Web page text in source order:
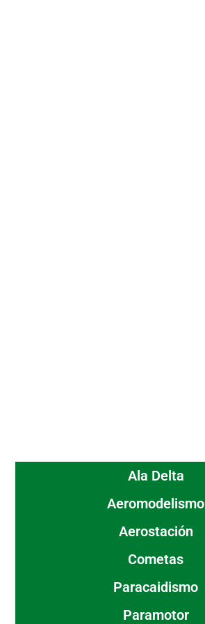
Ala Delta
Aeromodelismo
Aerostación
Cometas
Paracaidismo
Paramotor